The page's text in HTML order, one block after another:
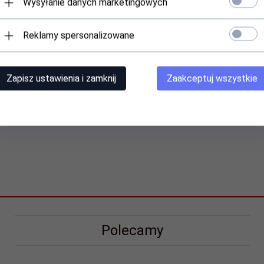
akcesoriami i innymi urządzeniami wyposażonymi w złącze USB
Polecamy
Wysyłanie danych marketingowych
Reklamy spersonalizowane
Zapisz ustawienia i zamknij Zaakceptuj wszystkie